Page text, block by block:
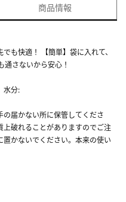
商品情報
も快適！ 【簡単】袋に入れて、
さないから安心！
水分:
届かない所に保管してくださ
破れることがありますのでご注
かないでください。本来の使い